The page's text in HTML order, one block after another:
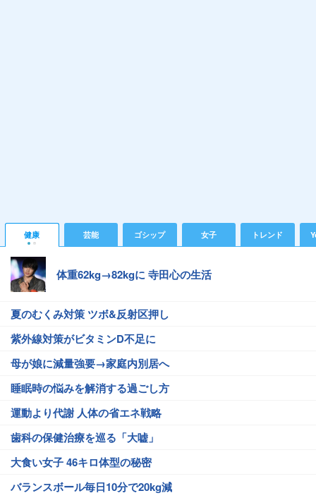
健康 芸能 ゴシップ 女子 トレンド
体重62kg→82kgに 寺田心の生活
夏のむくみ対策 ツボ&反射区押し
紫外線対策がビタミンD不足に
母が娘に減量強要→家庭内別居へ
睡眠時の悩みを解消する過ごし方
運動より代謝 人体の省エネ戦略
歯科の保健治療を巡る「大嘘」
大食い女子 46キロ体型の秘密
バランスボール毎日10分で20kg減